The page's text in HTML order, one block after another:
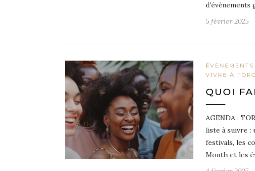
5 février 2025
ÉVÈNEMENTS
VIVRE À
QUOI
AGENDA :
liste à suivre :
festivals, les
Month et les